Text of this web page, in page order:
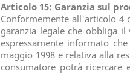
Articolo 15: Garanzia sul
Conformemente all'articolo 4
garanzia legale che obbliga
espressamente informato
maggio 1998 e relativa alla
consumatore potrà ricercare